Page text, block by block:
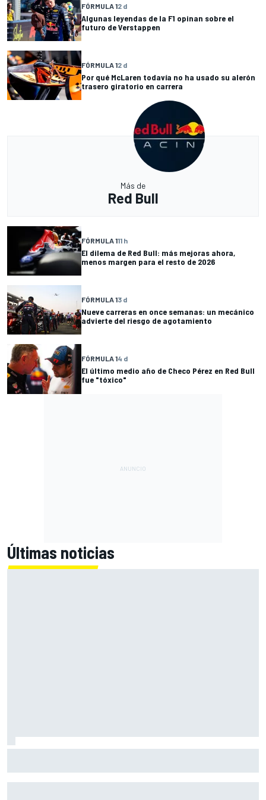
FÓRMULA 12 d
Algunas leyendas de la F1 opinan sobre el
futuro de Verstappen
FÓRMULA 12 d
Por qué McLaren todavía no ha usado su alerón
trasero giratorio en carrera
Más de
Red Bull
FÓRMULA 111 h
El dilema de Red Bull: más mejoras ahora,
menos margen para el resto de 2026
FÓRMULA 13 d
Nueve carreras en once semanas: un mecánico
advierte del riesgo de agotamiento
FÓRMULA 14 d
El último medio año de Checo Pérez en Red Bull
fue "tóxico"
Últimas noticias